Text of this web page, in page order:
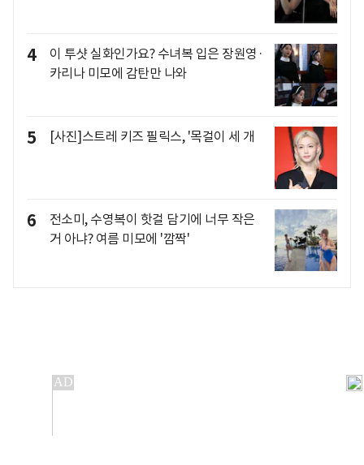
4
이 투샷 실화인가요? 수녀복 입은 장원영·
카리나 미모에 감탄만 나와
5 [사진]스트레 키즈 필릭스, '목걸이 세 개
6
전소미, 수영복이 핫걸 담기에 너무 작은
거 아냐? 여름 미모에 '깜짝'